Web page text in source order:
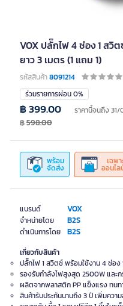
VOX ปลั๊กไฟ 4 ช่อง 1 สวิ
ยาว 3 เมตร (1 แถม 1)
รหัสสินค้า8091214
แบรนด์ VOX
จำหน่ายโดย B2S
ดำเนินการโดย B2S
ร่วมรายการผ่อน 0%
พร้อม
จัดส่ง
เฉพ
ออนไล
฿ 399.00 ราคานี้จนถึง
฿598.00
เกี่ยวกับสินค้า
ปลั๊กไฟ 1 สวิตซ์ พร้อมใช้งาน 4 ช่อง
รองรับกำลังไฟสูงสุด 2500W และก
ผลิตจากพลาสติก PP แข็งแรง ทนท
สินค้ารับประกันนานถึง 3 ปี เพิ่มความ